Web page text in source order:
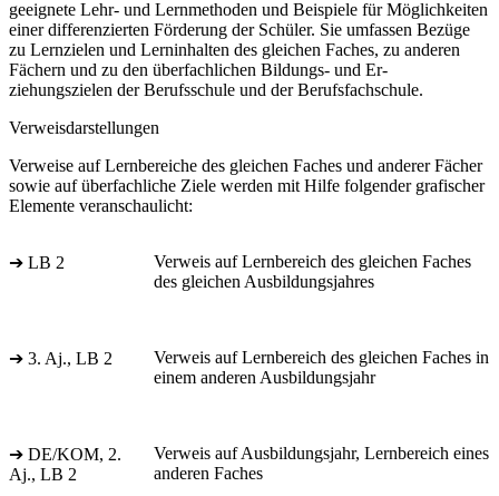
geeignete Lehr- und Lernmethoden und Beispiele für Möglichkeiten
einer differenzierten Förderung der Schüler. Sie umfassen Bezüge
zu Lernzielen und Lerninhalten des gleichen Faches, zu anderen
Fächern und zu den überfachlichen Bildungs- und Er-
ziehungszielen der Berufsschule und der Berufsfachschule.
Verweisdarstellungen
Verweise auf Lernbereiche des gleichen Faches und anderer Fächer
sowie auf überfachliche Ziele werden mit Hilfe folgender grafischer
Elemente veranschaulicht:
➔ LB 2
Verweis auf Lernbereich des gleichen Faches
des gleichen Ausbildungsjahres
➔ 3. Aj., LB 2
Verweis auf Lernbereich des gleichen Faches in
einem anderen Ausbildungsjahr
➔ DE/KOM, 2.
Aj., LB 2
Verweis auf Ausbildungsjahr, Lernbereich eines
anderen Faches